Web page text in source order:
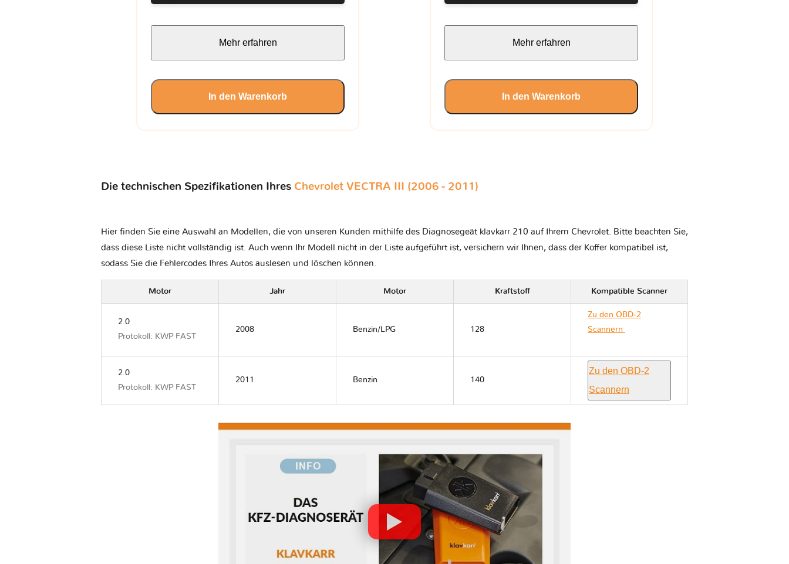
Mehr erfahren
In den Warenkorb
Mehr erfahren
In den Warenkorb
Die technischen Spezifikationen Ihres Chevrolet VECTRA III (2006 - 2011)
Hier finden Sie eine Auswahl an Modellen, die von unseren Kunden mithilfe des Diagnosegeät klavkarr 210 auf Ihrem Chevrolet. Bitte beachten Sie,
dass diese Liste nicht vollständig ist. Auch wenn Ihr Modell nicht in der Liste aufgeführt ist, versichern wir Ihnen, dass der Koffer kompatibel ist,
sodass Sie die Fehlercodes Ihres Autos auslesen und löschen können.
Motor Jahr Motor Kraftstoff Kompatible Scanner
2.0
Protokoll: KWP FAST
2008 Benzin/LPG 128
Zu den OBD-2
Scannern
2.0
Protokoll: KWP FAST
2011 Benzin 140
Zu den OBD-2
Scannern